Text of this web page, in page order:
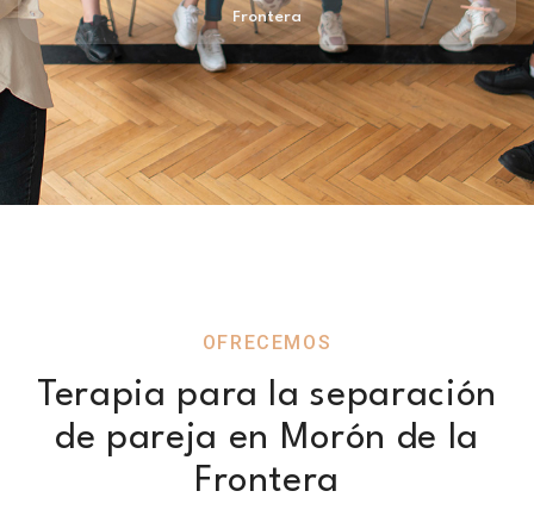
Frontera
OFRECEMOS
Terapia para la separación
de pareja en Morón de la
Frontera